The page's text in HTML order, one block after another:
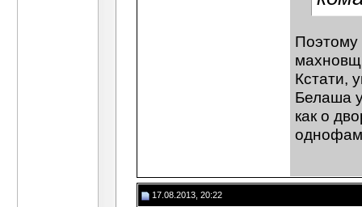
Поэтому
Кстати,
Белаша
как о
17.08.2013, 20:22